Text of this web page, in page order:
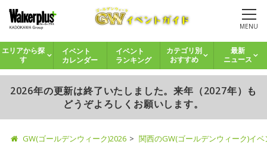
MENU
エリアから探
す
イベント
カレンダー
イベント
ランキング
カテゴリ別
おすすめ
最新
ニュース
2026年の更新は終了いたしました。来年（2027年）も
どうぞよろしくお願いします。
GW(ゴールデンウィーク)2026 関西のGW(ゴールデンウィーク)イ